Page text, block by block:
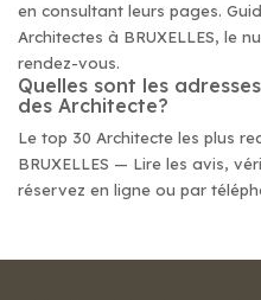
en consultant leurs pages.
Architectes à BRUXELLES, le
rendez-vous.
Quelles sont les
des Architecte?
Le top 30 Architecte les plus
BRUXELLES — Lire les avis,
réservez en ligne ou par